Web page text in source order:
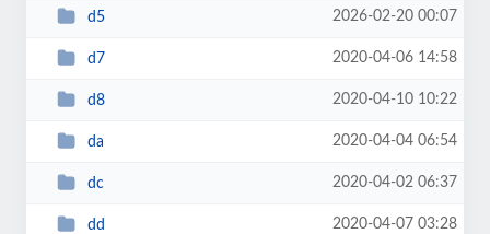
d5 2026-02-20 00:07
d7 2020-04-06 14:58
d8 2020-04-10 10:22
da 2020-04-04 06:54
dc 2020-04-02 06:37
dd 2020-04-07 03:28